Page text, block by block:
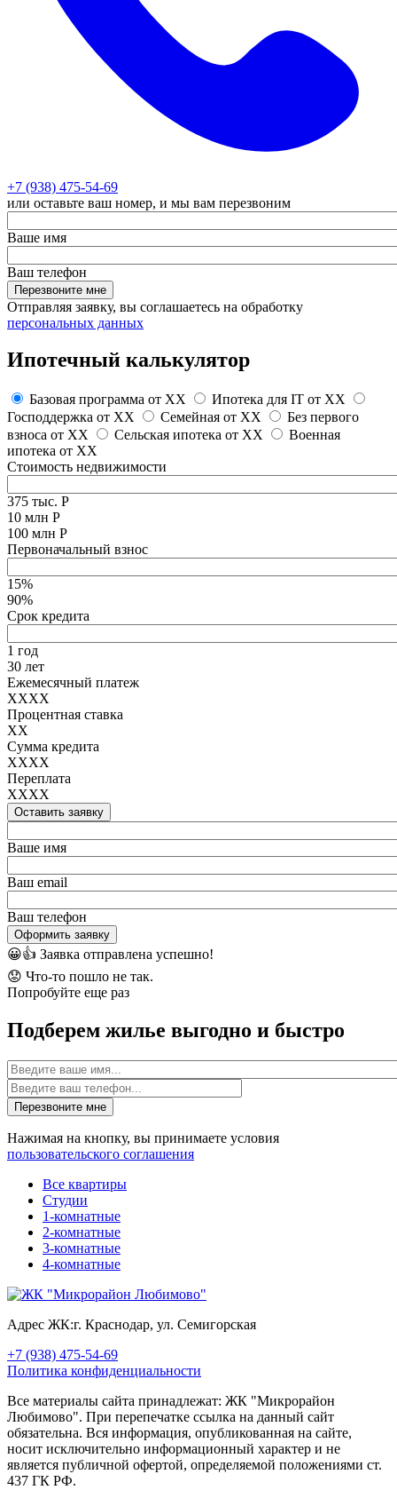
+7 (938) 475-54-69
или оставьте ваш номер, и мы вам перезвоним
Ваше имя
Ваш телефон
Перезвоните мне
Отправляя заявку, вы соглашаетесь на обработку
персональных данных
Ипотечный калькулятор
Базовая программа от XX Ипотека для IT от XX
Господдержка от XX Семейная от XX
Без первого
взноса от XX Сельская ипотека от XX
Военная
ипотека от XX
Стоимость недвижимости
375 тыс. Р
10 млн Р
100 млн Р
Первоначальный взнос
15%
90%
Срок кредита
1 год
30 лет
Ежемесячный платеж
XXXX
Процентная ставка
XX
Сумма кредита
XXXX
Переплата
XXXX
Оставить заявку
Ваше имя
Ваш email
Ваш телефон
Оформить заявку
😀👍 Заявка отправлена успешно!
😟 Что-то пошло не так.
Попробуйте еще раз
Подберем жилье выгодно и быстро
Имя
Перезвоните мне
Нажимая на кнопку, вы принимаете условия
пользовательского соглашения
Все квартиры
Студии
1-комнатные
2-комнатные
3-комнатные
4-комнатные
Адрес ЖК:г. Краснодар, ул. Семигорская
+7 (938) 475-54-69
Политика конфиденциальности
Все материалы сайта принадлежат: ЖК "Микрорайон
Любимово". При перепечатке ссылка на данный сайт
обязательна. Вся информация, опубликованная на сайте,
носит исключительно информационный характер и не
является публичной офертой, определяемой положениями ст.
437 ГК РФ.